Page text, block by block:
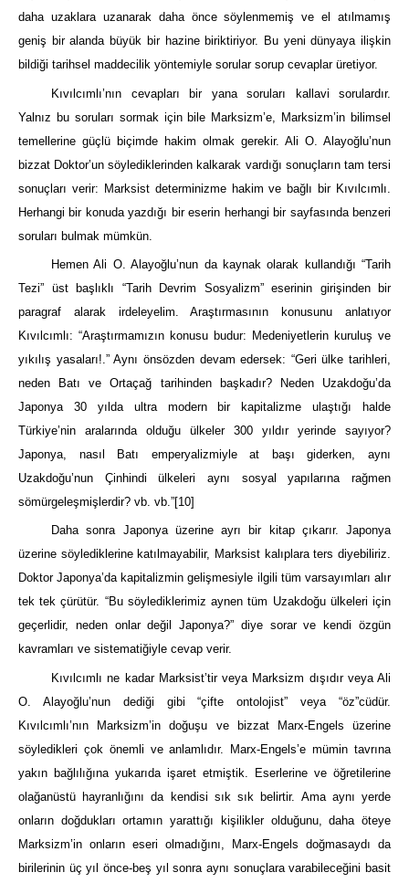
daha uzaklara uzanarak daha önce söylenmemiş ve el atılmamış
geniş bir alanda büyük bir hazine biriktiriyor. Bu yeni dünyaya ilişkin
bildiği tarihsel maddecilik yöntemiyle sorular sorup cevaplar üretiyor.
Kıvılcımlı’nın cevapları bir yana soruları kallavi sorulardır.
Yalnız bu soruları sormak için bile Marksizm’e, Marksizm’in bilimsel
temellerine güçlü biçimde hakim olmak gerekir. Ali O. Alayoğlu’nun
bizzat Doktor’un söylediklerinden kalkarak vardığı sonuçların tam tersi
sonuçları verir: Marksist determinizme hakim ve bağlı bir Kıvılcımlı.
Herhangi bir konuda yazdığı bir eserin herhangi bir sayfasında benzeri
soruları bulmak mümkün.
Hemen Ali O. Alayoğlu’nun da kaynak olarak kullandığı “Tarih
Tezi” üst başlıklı “Tarih Devrim Sosyalizm” eserinin girişinden bir
paragraf alarak irdeleyelim. Araştırmasının konusunu anlatıyor
Kıvılcımlı: “Araştırmamızın konusu budur: Medeniyetlerin kuruluş ve
yıkılış yasaları!.” Aynı önsözden devam edersek: “Geri ülke tarihleri,
neden Batı ve Ortaçağ tarihinden başkadır? Neden Uzakdoğu’da
Japonya 30 yılda ultra modern bir kapitalizme ulaştığı halde
Türkiye’nin aralarında olduğu ülkeler 300 yıldır yerinde sayıyor?
Japonya, nasıl Batı emperyalizmiyle at başı giderken, aynı
Uzakdoğu’nun Çinhindi ülkeleri aynı sosyal yapılarına rağmen
sömürgeleşmişlerdir? vb. vb.”[10]
Daha sonra Japonya üzerine ayrı bir kitap çıkarır. Japonya
üzerine söylediklerine katılmayabilir, Marksist kalıplara ters diyebiliriz.
Doktor Japonya’da kapitalizmin gelişmesiyle ilgili tüm varsayımları alır
tek tek çürütür. “Bu söylediklerimiz aynen tüm Uzakdoğu ülkeleri için
geçerlidir, neden onlar değil Japonya?” diye sorar ve kendi özgün
kavramları ve sistematiğiyle cevap verir.
Kıvılcımlı ne kadar Marksist’tir veya Marksizm dışıdır veya Ali
O. Alayoğlu’nun dediği gibi “çifte ontolojist” veya “öz”cüdür.
Kıvılcımlı’nın Marksizm’in doğuşu ve bizzat Marx-Engels üzerine
söyledikleri çok önemli ve anlamlıdır. Marx-Engels’e mümin tavrına
yakın bağlılığına yukarıda işaret etmiştik. Eserlerine ve öğretilerine
olağanüstü hayranlığını da kendisi sık sık belirtir. Ama aynı yerde
onların doğdukları ortamın yarattığı kişilikler olduğunu, daha öteye
Marksizm’in onların eseri olmadığını, Marx-Engels doğmasaydı da
birilerinin üç yıl önce-beş yıl sonra aynı sonuçlara varabileceğini basit